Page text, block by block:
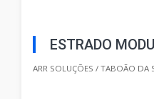
ESTRADO
ARR SOLUÇÕES / TABOÃO DA